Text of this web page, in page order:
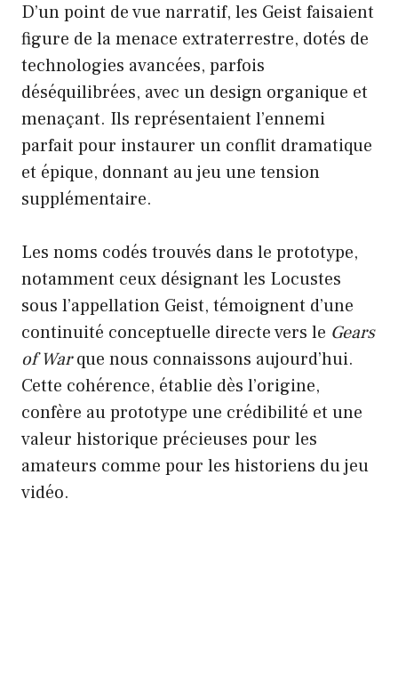
D’un point de vue narratif, les Geist faisaient
figure de la menace extraterrestre, dotés de
technologies avancées, parfois
déséquilibrées, avec un design organique et
menaçant. Ils représentaient l’ennemi
parfait pour instaurer un conflit dramatique
et épique, donnant au jeu une tension
supplémentaire.
Les noms codés trouvés dans le prototype,
notamment ceux désignant les Locustes
sous l’appellation Geist, témoignent d’une
continuité conceptuelle directe vers le Gears
of Warque nous connaissons aujourd’hui.
Cette cohérence, établie dès l’origine,
confère au prototype une crédibilité et une
valeur historique précieuses pour les
amateurs comme pour les historiens du jeu
vidéo.